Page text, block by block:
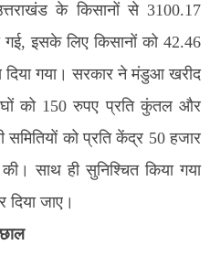
के किसानों से 3100.17
इसके लिए किसानों को 42.46
दिया गया। सरकार ने मंडुआ खरीद
को 150 रुपए प्रति कुंतल और
समितियों को प्रति केंद्र 50 हजार
साथ ही सुनिश्चित किया गया
जाए।